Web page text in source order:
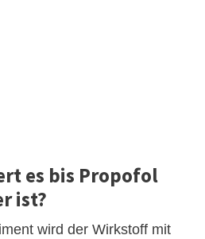
es bis Propofol
ist?
wird der Wirkstoff mit